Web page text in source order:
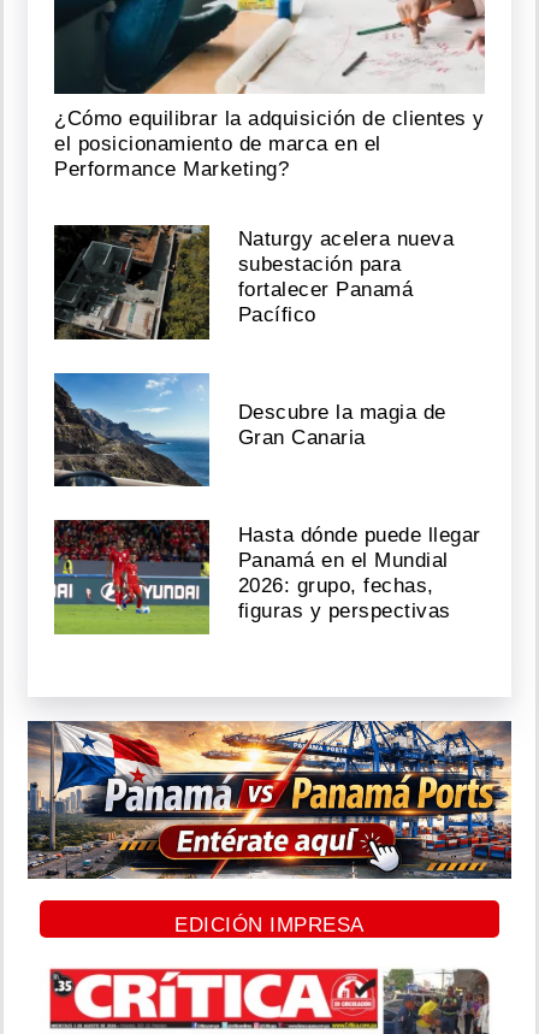
¿Cómo equilibrar la adquisición de clientes y
el posicionamiento de marca en el
Performance Marketing?
Naturgy acelera nueva
subestación para
fortalecer Panamá
Pacífico
Descubre la magia de
Gran Canaria
Hasta dónde puede llegar
Panamá en el Mundial
2026: grupo, fechas,
figuras y perspectivas
EDICIÓN IMPRESA